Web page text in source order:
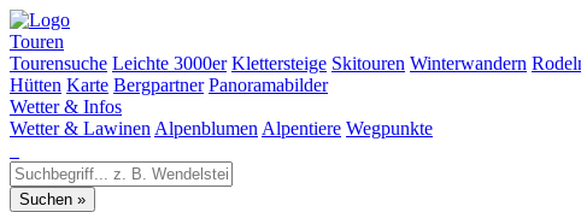
Touren
Tourensuche Leichte 3000er Klettersteige Skitouren Winterwandern
Hütten Karte Bergpartner Panoramabilder
Wetter & Infos
Wetter & Lawinen Alpenblumen Alpentiere Wegpunkte